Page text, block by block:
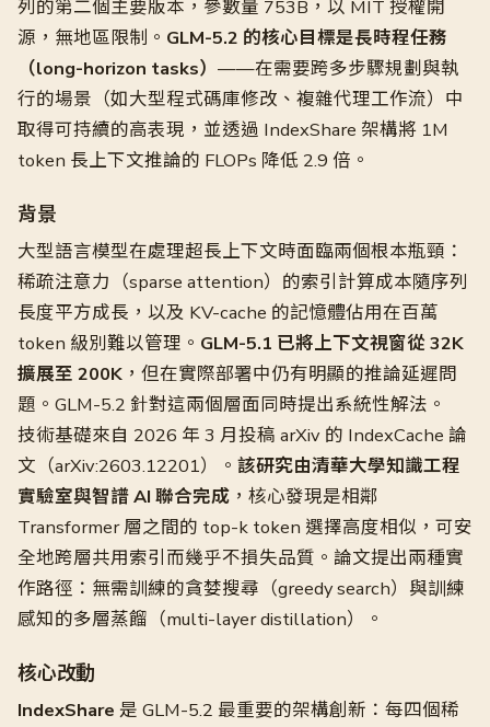
列的第二個主要版本，參數量 753B，以 MIT 授權開
源，無地區限制。 GLM-5.2 的核心目標是長時程任務
（long-horizon tasks） ——在需要跨多步驟規劃與執
行的場景（如大型程式碼庫修改、複雜代理工作流）中
取得可持續的高表現，並透過 IndexShare 架構將 1M
token 長上下文推論的 FLOPs 降低 2.9 倍。
背景
大型語言模型在處理超長上下文時面臨兩個根本瓶頸：
稀疏注意力（sparse attention）的索引計算成本隨序列
長度平方成長，以及 KV-cache 的記憶體佔用在百萬
token 級別難以管理。 GLM-5.1 已將上下文視窗從 32K
擴展至 200K ，但在實際部署中仍有明顯的推論延遲問
題。GLM-5.2 針對這兩個層面同時提出系統性解法。
技術基礎來自 2026 年 3 月投稿 arXiv 的 IndexCache 論
文（arXiv:2603.12201）。 該研究由清華大學知識工程
實驗室與智譜 AI 聯合完成 ，核心發現是相鄰
Transformer 層之間的 top-k token 選擇高度相似，可安
全地跨層共用索引而幾乎不損失品質。論文提出兩種實
作路徑：無需訓練的貪婪搜尋（greedy search）與訓練
感知的多層蒸餾（multi-layer distillation）。
核心改動
IndexShare 是 GLM-5.2 最重要的架構創新：每四個稀